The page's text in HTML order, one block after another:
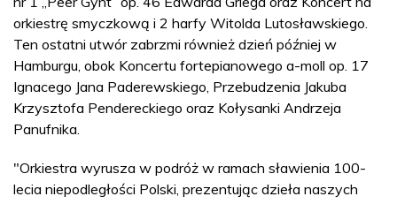
orkiestrę smyczkową i 2 harfy Witolda Lutosławskiego.
Ten ostatni utwór zabrzmi również dzień później w
Hamburgu, obok Koncertu fortepianowego a-moll op. 17
Ignacego Jana Paderewskiego, Przebudzenia Jakuba
Krzysztofa Pendereckiego oraz Kołysanki Andrzeja
Panufnika.
"Orkiestra wyrusza w podróż w ramach sławienia 100-
lecia niepodległości Polski, prezentując dzieła naszych